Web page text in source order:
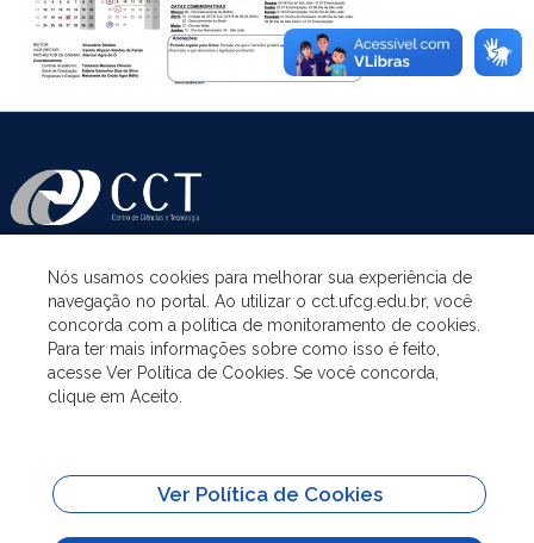
ASSUNTOS
ACESSO À INFORMAÇÃO
SITES IMPORTANTES
Nós usamos cookies para melhorar sua experiência de
navegação no portal. Ao utilizar o cct.ufcg.edu.br, você
concorda com a política de monitoramento de cookies.
Para ter mais informações sobre como isso é feito,
acesse Ver Política de Cookies. Se você concorda,
clique em Aceito.
Ver Política de Cookies